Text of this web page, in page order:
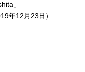
」
年12月23日）